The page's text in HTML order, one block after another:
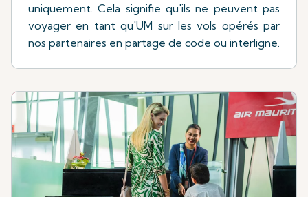
uniquement. Cela signifie qu'ils ne peuvent pas
voyager en tant qu'UM sur les vols opérés par
nos partenaires en partage de code ou interligne.